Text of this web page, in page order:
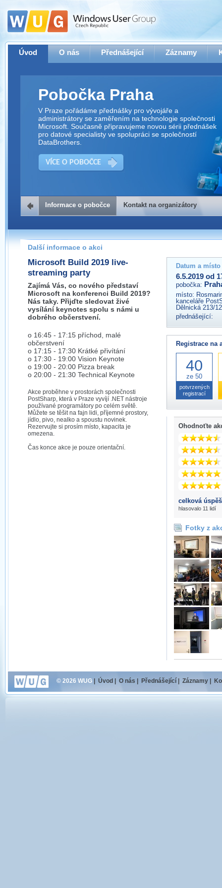
Úvod O nás Přednášející Záznamy
Pobočka Praha
V Praze pořádáme přednášky pro vývojáře a
administrátory se zaměřením na technologie společnosti
Microsoft. Současně připravujeme novou sérii přednášek
pro datové specialisty ve spolupráci se společností
DataBrothers.
VÍCE O POBOČCE
Kontakt na organizátory
Pokud máte jakýkoliv dotaz na organizátory této akce,
prosím neváhejte nás kontaktovat na e-mailu:
praha@wug.cz
Informace o pobočce Kontakt na organizátory
Další informace o akci
Microsoft Build 2019 live-
streaming party
Zajímá Vás, co nového představí
Microsoft na konferenci Build 2019?
Nás taky. Přijďte sledovat živé
vysílání keynotes spolu s námi u
dobrého občerstvení.
o 16:45 - 17:15 příchod, malé
občerstvení
o 17:15 - 17:30 Krátké přivítání
o 17:30 - 19:00 Vision Keynote
o 19:00 - 20:00 Pizza break
o 20:00 - 21:30 Technical Keynote
Akce proběhne v prostorách společnosti
PostSharp, která v Praze vyvíjí .NET nástroje
používané programátory po celém světě.
Můžete se těšit na fajn lidi, příjemné prostory,
jídlo, pivo, nealko a spoustu novinek.
Rezervujte si prosím místo, kapacita je
omezena.
Čas konce akce je pouze orientační.
Datum a
6.5.2019 od
pobočka:
místo:
kanceláře
Dělnická 213/
přednášející:
Registrace na
40
ze 50
potvrzených
registrací
Ohodnoťte
celková
hlasovalo 11 lidí
Fotky z
© 2026 WUG Úvod O nás Přednášející Záznamy